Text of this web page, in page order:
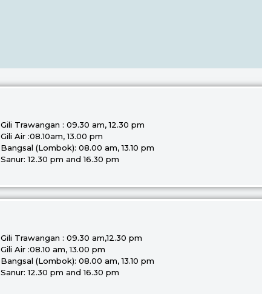
Gili Trawangan : 09.30 am, 12.30 pm
Gili Air :08.10am, 13.00 pm
Bangsal (Lombok): 08.00 am, 13.10 pm
Sanur: 12.30 pm and 16.30 pm
Gili Trawangan : 09.30 am,12.30 pm
Gili Air :08.10 am, 13.00 pm
Bangsal (Lombok): 08.00 am, 13.10 pm
Sanur: 12.30 pm and 16.30 pm